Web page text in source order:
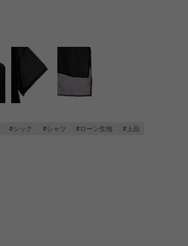
#シック #シャツ #ローン生地
#上品